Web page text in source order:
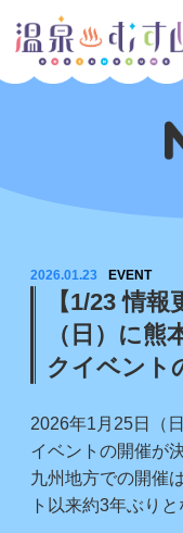
Official
Account
2026.01.23 EVENT
【1/23 情
（日）に
クイベント
2026年1月25日（
イベントの開催が
九州地方での開催
ト以来約3年ぶりと